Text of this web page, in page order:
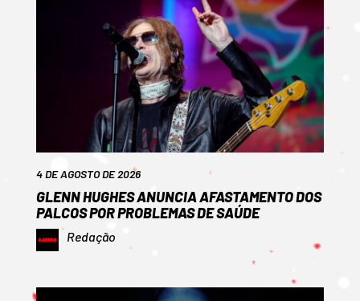
4 DE AGOSTO DE 2026
GLENN HUGHES ANUNCIA AFASTAMENTO DOS
PALCOS POR PROBLEMAS DE SAÚDE
Redação